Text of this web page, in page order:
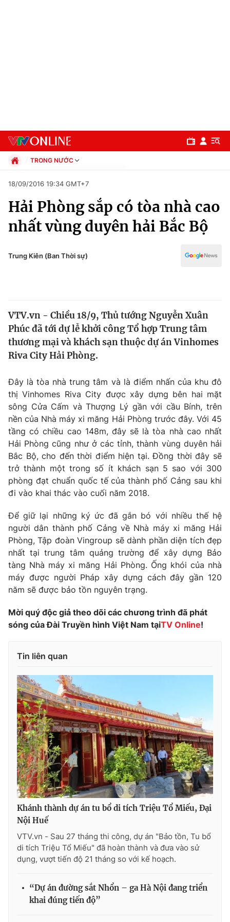
Chuyên mục
Chính trị
Xã hội
Y tế
Thế giới
Thế giới đó đây
Câu chuyện quốc tế
Kinh tế
Tài chính
Thị trường
Góc doanh nghiệp
Dữ liệu và đời sống
Truyền hình
Phim VTV
Hậu trường
Khán giả
Giải sao mai
Giải trí
Điện ảnh
Âm nhạc
Sao
Du lịch
Làm đẹp
Chất lượng cuộc sống
Giáo dục
Tuyển sinh
Học trực tuyến
Công nghệ
Hitech Công nghệ tương lai
Thị trường
Giao lưu trực tuyến
Lịch phát sóng
Chuyên mục khác
Emagazine Podcast
Photo Infographic
Video Shorts video
VTV Money VTV Thể thao
VTV Sức khoẻ Bất động sản
Thị trường 24h
VTV4 Vươn mình bằng AI
VTV9 VTV8
TRONG NƯỚC
Xã hội
Pháp luật
Kinh tế
Thể thao
Văn hóa - Giải trí
Giáo dục
18/09/2016 19:34 GMT+7
Hải Phòng sắp có tòa nhà cao
nhất vùng duyên hải Bắc Bộ
Trung Kiên (Ban Thời sự)
VTV.vn - Chiều 18/9, Thủ tướng Nguyễn Xuân
Phúc đã tới dự lễ khởi công Tổ hợp Trung tâm
thương mại và khách sạn thuộc dự án Vinhomes
Riva City Hải Phòng.
Đây là tòa nhà trung tâm và là điểm nhấn của khu đô
thị Vinhomes Riva City được xây dựng bên hai mặt
sông Cửa Cấm và Thượng Lý gần với cầu Bính, trên
nền của Nhà máy xi măng Hải Phòng trước đây. Với 45
tầng có chiều cao 148m, đây sẽ là tòa nhà cao nhất
Hải Phòng cũng như ở các tỉnh, thành vùng duyên hải
Bắc Bộ, cho đến thời điểm hiện tại. Đồng thời đây sẽ
trở thành một trong số ít khách sạn 5 sao với 300
phòng đạt chuẩn quốc tế của thành phố Cảng sau khi
đi vào khai thác vào cuối năm 2018.
Để giữ lại những ký ức đã gắn bó với nhiều thế hệ
người dân thành phố Cảng về Nhà máy xi măng Hải
Phòng, Tập đoàn Vingroup sẽ dành phần diện tích đẹp
nhất tại trung tâm quảng trường để xây dựng Bảo
tàng Nhà máy xi măng Hải Phòng. Ống khói của nhà
máy được người Pháp xây dựng cách đây gần 120
năm sẽ được bảo tồn nguyên trạng.
Mời quý độc giả theo dõi các chương trình đã phát
sóng của Đài Truyền hình Việt Nam tạiTV Online!
Tin liên quan
Khánh thành dự án tu bổ di tích Triệu Tổ Miếu, Đại
Nội Huế
VTV.vn - Sau 27 tháng thi công, dự án "Bảo tồn, Tu bổ
di tích Triệu Tổ Miếu" đã hoàn thành và đưa vào sử
dụng, vượt tiến độ 21 tháng so với kế hoạch.
“Dự án đường sắt Nhổn – ga Hà Nội đang triển
khai đúng tiến độ”